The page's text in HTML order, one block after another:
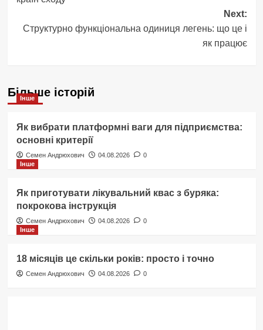
Next:
Структурно функціональна одиниця легень: що це і
як працює
Більше історій
Інше
Як вибрати платформні ваги для підприємства:
основні критерії
Семен Андрюхович 04.08.2026
0
Інше
Як приготувати лікувальний квас з буряка:
покрокова інструкція
Семен Андрюхович 04.08.2026
0
Інше
18 місяців це скільки років: просто і точно
Семен Андрюхович 04.08.2026 0